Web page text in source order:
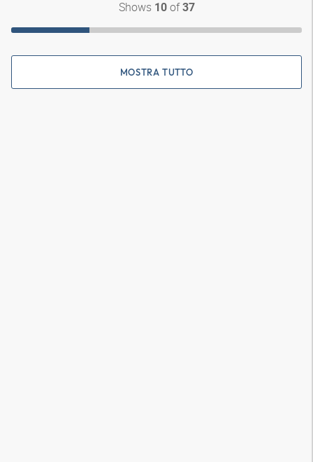
Shows 10of37
MOSTRA TUTTO